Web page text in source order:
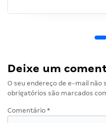
Deixe um
O seu endereço de e-mail não
obrigatórios são marcados
Comentário *